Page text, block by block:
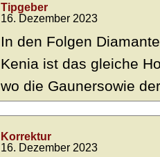
Tipgeber
16. Dezember 2023
In den Folgen
Kenia ist das gleiche
wo die Gaunersowie
Korrektur
16. Dezember 2023